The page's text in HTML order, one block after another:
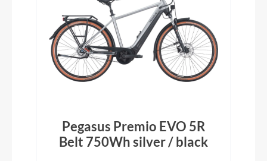
Pegasus Premio EVO 5R
Belt 750Wh silver / black